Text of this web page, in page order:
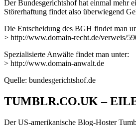
Der Bundesgerichtshof hat einmal mehr
Störerhaftung findet also überwiegend
Die Entscheidung des BGH findet man
> http://www.domain-recht.de/verweis/
Spezialisierte Anwälte findet man unter:
> http://www.domain-anwalt.de
Quelle: bundesgerichtshof.de
TUMBLR.CO.UK –
Der US-amerikanische Blog-Hoster